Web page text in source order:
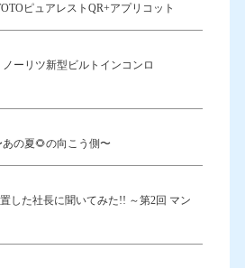
ピュアレストQR+アプリコット
ーリツ新型ビルトインコンロ
の夏🌻の向こう側〜
した社長に聞いてみた!! ～第2回 マン